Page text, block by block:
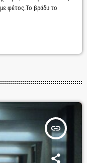
φέτος.Το βράδυ το
insert_link